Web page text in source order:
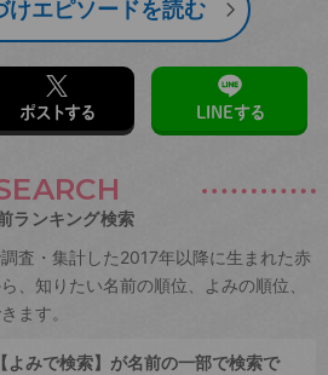
けエピソードを読む
ポストする LINEする
ランキング検索
査・集計した2017年以降に生まれた赤
、知りたい名前の順位、よみの順位、
ます。
よみで検索】が名前の一部で検索で